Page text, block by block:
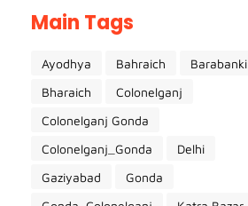
Main Tags
Ayodhya Bahraich
Barabanki
Bharaich
Colonelganj
Colonelganj Gonda
Colonelganj_Gonda
Delhi
Gaziyabad
Gonda